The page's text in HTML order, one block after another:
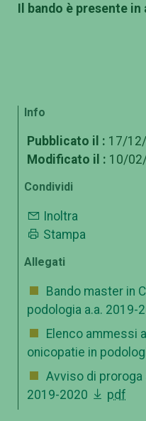
Il bando è presente in
Info
Pubblicato il : 17/
Modificato il : 10/
Condividi
Inoltra
Stampa
Allegati
Bando master in
podologia a.a. 2019-
Elenco ammessi
onicopatie in
Avviso di proroga
2019-2020
pdf